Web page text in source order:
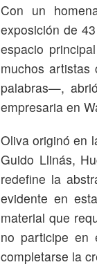
Con un
exposición de
espacio
muchos artistas
palabras—,
empresaria en
Oliva originó en
Guido Llinás,
redefine la
evidente en
material que
no participe en
completarse la